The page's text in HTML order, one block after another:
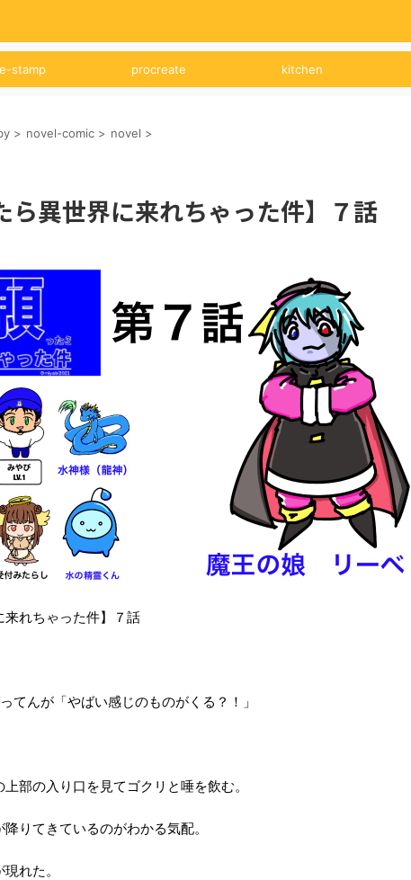
stamp procreate kitchen
> novel-comic > novel >
ら異世界に来れちゃった件】７話
来れちゃった件】７話
てんが「やばい感じのものがくる？！」
部の入り口を見てゴクリと唾を飲む。
りてきているのがわかる気配。
れた。